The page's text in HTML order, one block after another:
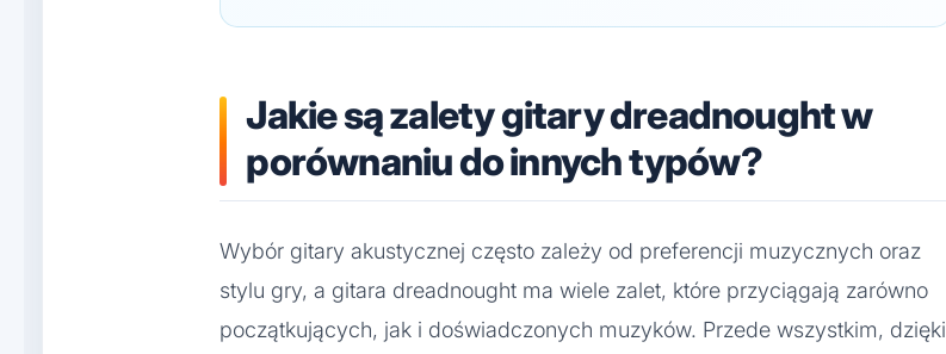
Jakie są zalety gitary dreadnought w
porównaniu do innych typów?
Wybór gitary akustycznej często zależy od preferencji muzycznych oraz
stylu gry, a gitara dreadnought ma wiele zalet, które przyciągają zarówno
początkujących, jak i doświadczonych muzyków. Przede wszystkim, dzięki